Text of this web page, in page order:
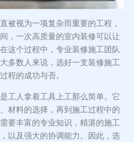
被视为一项复杂而重要的工程，
，一次高质量的室内装修可以让
这个过程中，专业装修施工团队
多数人来说，选好一支装修施工
程的成功与否。
工人拿着工具上工那么简单。它
材料的选择，再到施工过程中的
要丰富的专业知识，精湛的施工
以及强大的协调能力。因此，选